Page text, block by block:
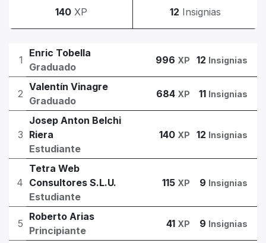
140 XP 12 Insignias
1
Enric Tobella
Graduado
996 XP 12 Insignias
2
Valentín Vinagre
Graduado
684 XP 11 Insignias
3
Josep Anton Belchi
Riera
Estudiante
140 XP 12 Insignias
4
Tetra Web
Consultores S.L.U.
Estudiante
115 XP 9 Insignias
5
Roberto Arias
Principiante
41 XP 9 Insignias